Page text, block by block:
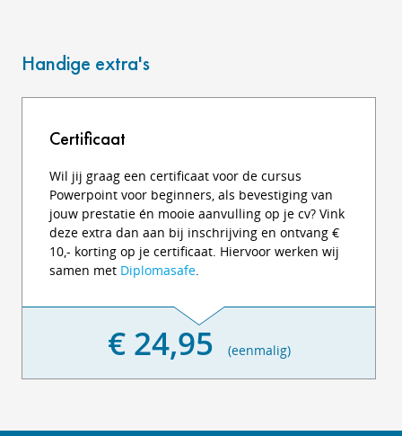
Handige extra's
Certificaat
Wil jij graag een certificaat voor de cursus
Powerpoint voor beginners, als bevestiging van
jouw prestatie én mooie aanvulling op je cv? Vink
deze extra dan aan bij inschrijving en ontvang €
10,- korting op je certificaat. Hiervoor werken wij
samen met Diplomasafe.
€ 24,95 (eenmalig)